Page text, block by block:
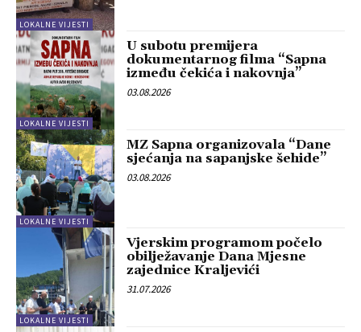
LOKALNE VIJESTI
LOKALNE VIJESTI
U subotu premijera
dokumentarnog filma “Sapna
između čekića i nakovnja”
03.08.2026
LOKALNE VIJESTI
MZ Sapna organizovala “Dane
sjećanja na sapanjske šehide”
03.08.2026
LOKALNE VIJESTI
Vjerskim programom počelo
obilježavanje Dana Mjesne
zajednice Kraljevići
31.07.2026